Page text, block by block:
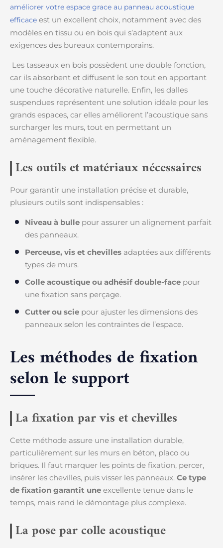
améliorer votre espace grace au panneau acoustique
efficace est un excellent choix, notamment avec des
modèles en tissu ou en bois qui s’adaptent aux
exigences des bureaux contemporains.
Les tasseaux en bois possèdent une double fonction,
car ils absorbent et diffusent le son tout en apportant
une touche décorative naturelle. Enfin, les dalles
suspendues représentent une solution idéale pour les
grands espaces, car elles améliorent l’acoustique sans
surcharger les murs, tout en permettant un
aménagement flexible.
Les outils et matériaux nécessaires
Pour garantir une installation précise et durable,
plusieurs outils sont indispensables :
Niveau à bulle pour assurer un alignement parfait
des panneaux.
Perceuse, vis et chevilles adaptées aux différents
types de murs.
Colle acoustique ou adhésif double-face pour
une fixation sans perçage.
Cutter ou scie pour ajuster les dimensions des
panneaux selon les contraintes de l’espace.
Les méthodes de fixation
selon le support
La fixation par vis et chevilles
Cette méthode assure une installation durable,
particulièrement sur les murs en béton, placo ou
briques. Il faut marquer les points de fixation, percer,
insérer les chevilles, puis visser les panneaux. Ce type
de fixation garantit une excellente tenue dans le
temps, mais rend le démontage plus complexe.
La pose par colle acoustique